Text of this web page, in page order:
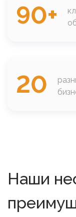
90+
20
Наши